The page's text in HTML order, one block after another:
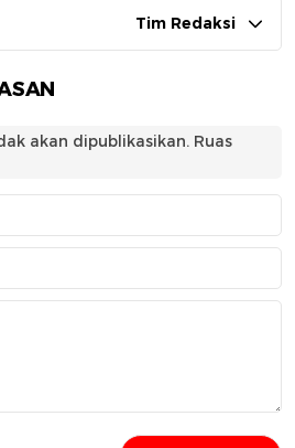
Tim Redaksi
akan dipublikasikan. Ruas